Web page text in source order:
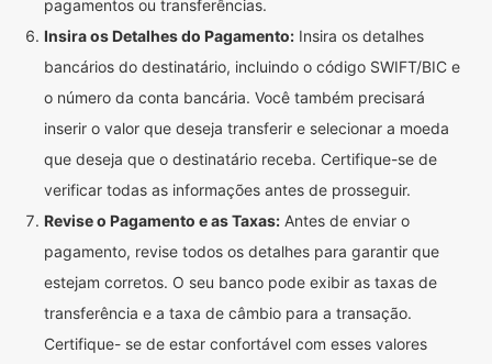
pagamentos ou transferências.
Insira os Detalhes do Pagamento: Insira os detalhes
bancários do destinatário, incluindo o código SWIFT/BIC e
o número da conta bancária. Você também precisará
inserir o valor que deseja transferir e selecionar a moeda
que deseja que o destinatário receba. Certifique-se de
verificar todas as informações antes de prosseguir.
Revise o Pagamento e as Taxas: Antes de enviar o
pagamento, revise todos os detalhes para garantir que
estejam corretos. O seu banco pode exibir as taxas de
transferência e a taxa de câmbio para a transação.
Certifique- se de estar confortável com esses valores